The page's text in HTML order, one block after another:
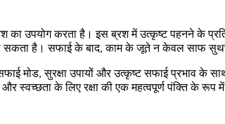
का उपयोग करता है। इस ब्रश में उत्कृष्ट पहनने के
है। सफाई के बाद, काम के जूते न केवल साफ सुथरे
मोड, सुरक्षा उपायों और उत्कृष्ट सफाई प्रभाव
स्वच्छता के लिए रक्षा की एक महत्वपूर्ण पंक्ति के रूप